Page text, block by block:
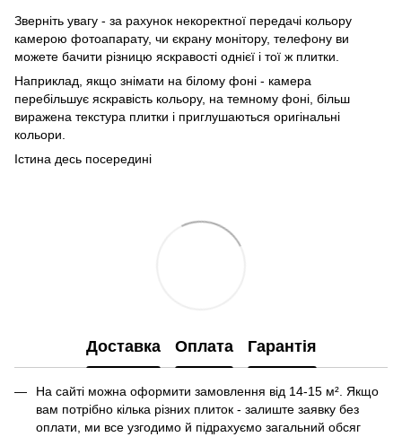
Зверніть увагу - за рахунок некоректної передачі кольору
камерою фотоапарату, чи єкрану монітору, телефону ви
можете бачити різницю яскравості однієї і тої ж плитки.
Наприклад, якщо знімати на білому фоні - камера
перебільшує яскравість кольору, на темному фоні, більш
виражена текстура плитки і приглушаються оригінальні
кольори.
Істина десь посередині
Доставка Оплата Гарантія
На сайті можна оформити замовлення від 14-15 м². Якщо
вам потрібно кілька різних плиток - залиште заявку без
оплати, ми все узгодимо й підрахуємо загальний обсяг